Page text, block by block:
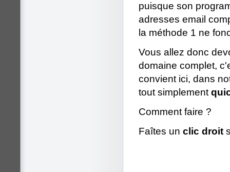
puisque son
adresses email
la méthode 1 ne
Vous allez donc
domaine complet,
convient ici, dans
tout simplement
Comment faire ?
Faîtes un clic droit